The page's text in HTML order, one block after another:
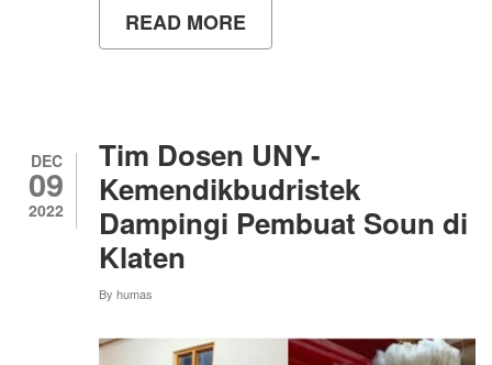
READ MORE
WORKSHOP
PERKUAT
KREATIVITAS
SENIMAN
MENOREH
DALAM
PAMERAN
DEC
09
2022
Tim Dosen UNY-
Kemendikbudristek
Dampingi Pembuat Soun di
Klaten
By humas